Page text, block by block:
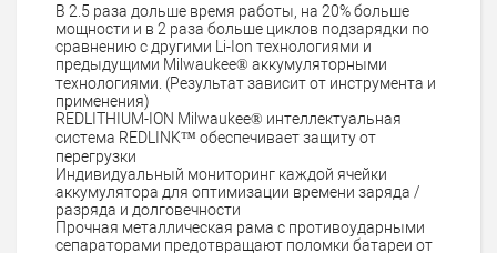
В 2.5 раза дольше время работы, на 20% больше
мощности и в 2 раза больше циклов подзарядки по
сравнению с другими Li-Ion технологиями и
предыдущими Milwaukee® аккумуляторными
технологиями. (Результат зависит от инструмента и
применения)
REDLITHIUM-ION Milwaukee® интеллектуальная
система REDLINK™ обеспечивает защиту от
перегрузки
Индивидуальный мониторинг каждой ячейки
аккумулятора для оптимизации времени заряда /
разряда и долговечности
Прочная металлическая рама с противоударными
сепараторами предотвращают поломки батареи от